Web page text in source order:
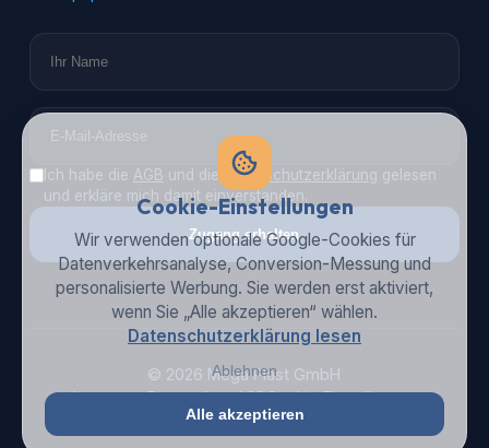
Ich habe die AGB und die Datenschutzerklärung gelesen
und erkläre mich damit einverstanden.
Zugang erhalten
© 2026 Mega Plast GmbH
ImpressumDatenschutzAGBCookie-Einstellungen
Cookie-Einstellungen
Wir verwenden optionale Google-Cookies für
Datenverkehrsanalyse, Conversion-Messung und
personalisierte Werbung. Sie werden erst aktiviert,
wenn Sie „Alle akzeptieren“ wählen.
Datenschutzerklärung lesen
Ablehnen
Alle akzeptieren